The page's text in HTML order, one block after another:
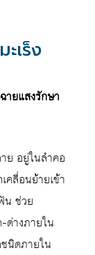
เร็ง
ายแสงรักษา
ย อยู่ในลำคอ
คลื่อนย้ายเข้า
น ช่วย
ด่างภายใน
นิดภายใน